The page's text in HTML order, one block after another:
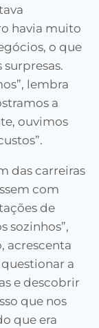
havia muito
o que
lembra
a
ouvimos
das carreiras
com
de
sozinhos”,
acrescenta
a
e descobrir
que nos
que era